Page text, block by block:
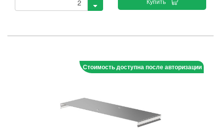
Стоимость доступна после авторизации